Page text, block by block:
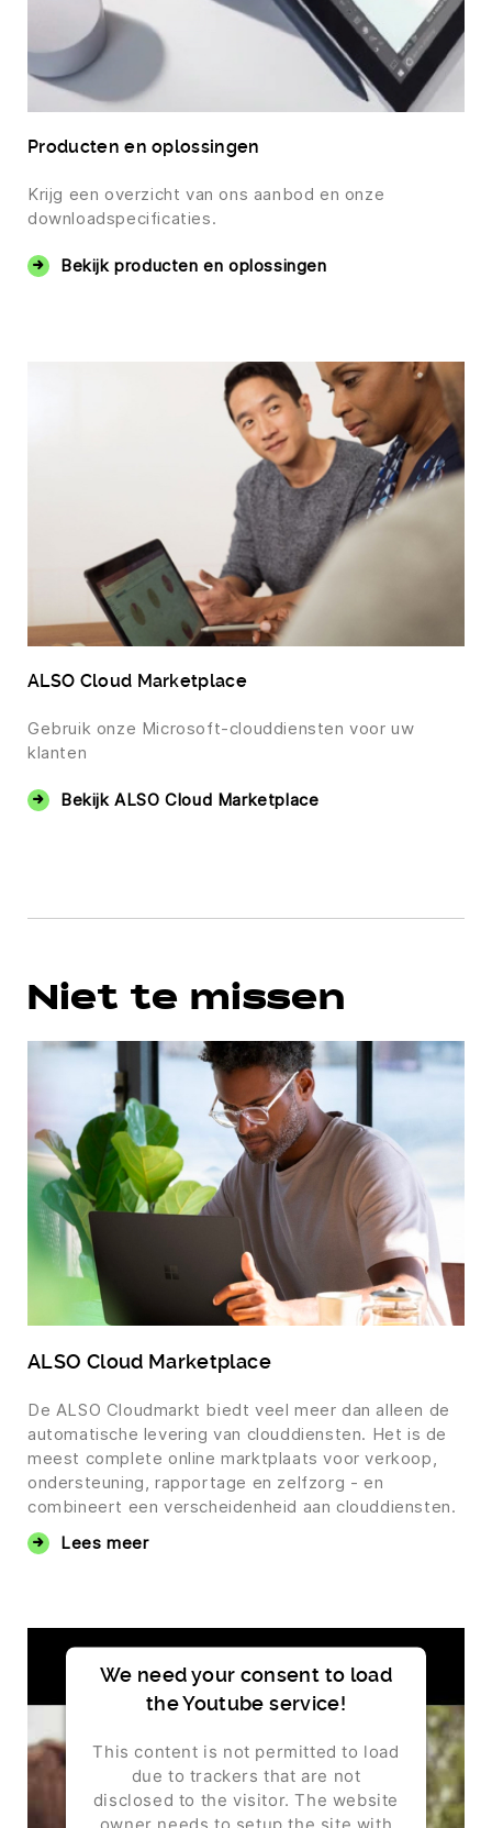
Producten en oplossingen
Krijg een overzicht van ons aanbod en onze
downloadspecificaties.
Bekijk producten en oplossingen
ALSO Cloud Marketplace
Gebruik onze Microsoft-clouddiensten voor uw
klanten
Bekijk ALSO Cloud Marketplace
Niet te missen
ALSO Cloud Marketplace
De ALSO Cloudmarkt biedt veel meer dan alleen de
automatische levering van clouddiensten. Het is de
meest complete online marktplaats voor verkoop,
ondersteuning, rapportage en zelfzorg - en
combineert een verscheidenheid aan clouddiensten.
Lees meer
We need your consent to load
the Youtube service!
This content is not permitted to load
due to trackers that are not
disclosed to the visitor. The website